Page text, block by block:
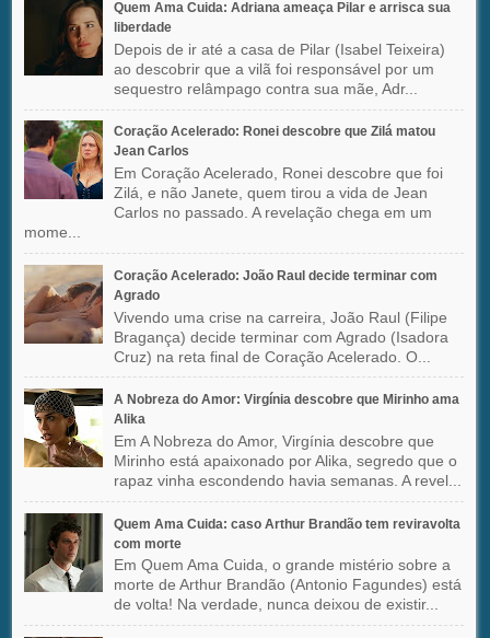
Quem Ama Cuida: Adriana ameaça Pilar e arrisca sua
liberdade
Depois de ir até a casa de Pilar (Isabel Teixeira)
ao descobrir que a vilã foi responsável por um
sequestro relâmpago contra sua mãe, Adr...
Coração Acelerado: Ronei descobre que Zilá matou
Jean Carlos
Em Coração Acelerado, Ronei descobre que foi
Zilá, e não Janete, quem tirou a vida de Jean
Carlos no passado. A revelação chega em um
mome...
Coração Acelerado: João Raul decide terminar com
Agrado
Vivendo uma crise na carreira, João Raul (Filipe
Bragança) decide terminar com Agrado (Isadora
Cruz) na reta final de Coração Acelerado. O...
A Nobreza do Amor: Virgínia descobre que Mirinho ama
Alika
Em A Nobreza do Amor, Virgínia descobre que
Mirinho está apaixonado por Alika, segredo que o
rapaz vinha escondendo havia semanas. A revel...
Quem Ama Cuida: caso Arthur Brandão tem reviravolta
com morte
Em Quem Ama Cuida, o grande mistério sobre a
morte de Arthur Brandão (Antonio Fagundes) está
de volta! Na verdade, nunca deixou de existir...